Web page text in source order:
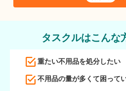
タスクルはこんな
重たい不用品を処分したい
不用品の量が多くて困って